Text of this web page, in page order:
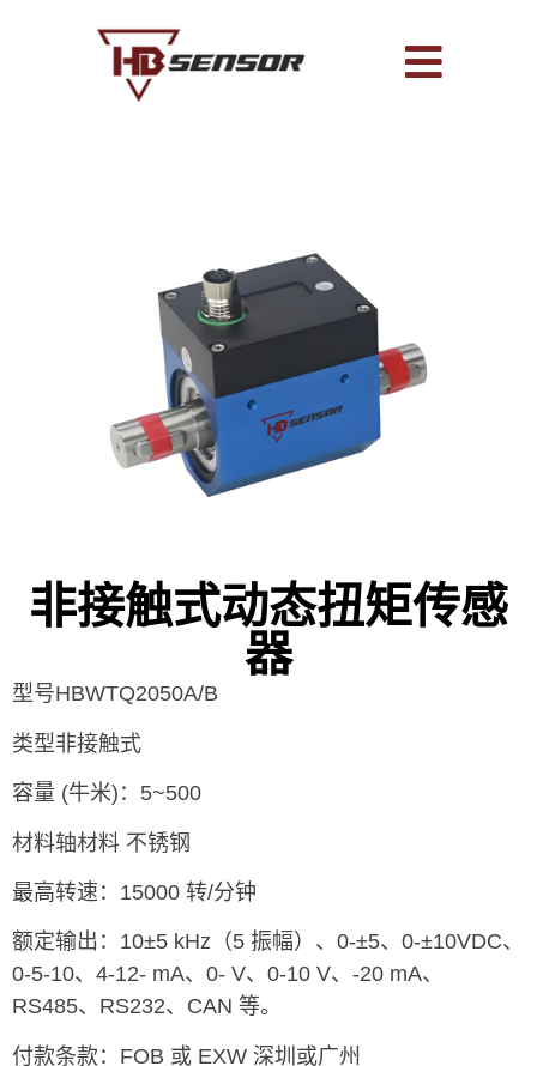
非接触式动态扭矩传感
器
型号HBWTQ2050A/B
类型非接触式
容量 (牛米)：5~500
材料轴材料 不锈钢
最高转速：15000 转/分钟
额定输出：10±5 kHz（5 振幅）、0-±5、0-±10VDC、
0-5-10、4-12- mA、0- V、0-10 V、-20 mA、
RS485、RS232、CAN 等。
付款条款：FOB 或 EXW 深圳或广州